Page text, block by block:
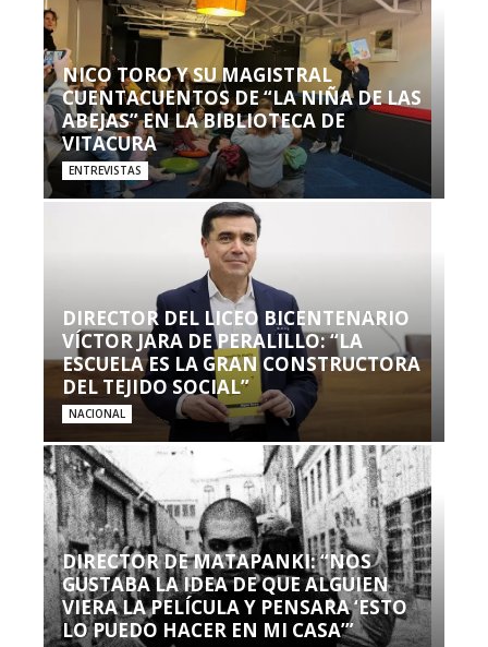
NICO TORO Y SU MAGISTRAL
CUENTACUENTOS DE “LA NIÑA DE LAS
ABEJAS” EN LA BIBLIOTECA DE
VITACURA
ENTREVISTAS
DIRECTOR DEL LICEO BICENTENARIO
VÍCTOR JARA DE PERALILLO: “LA
ESCUELA ES LA GRAN CONSTRUCTORA
DEL TEJIDO SOCIAL”
NACIONAL
DIRECTOR DE MATAPANKI: “NOS
GUSTABA LA IDEA DE QUE ALGUIEN
VIERA LA PELÍCULA Y PENSARA ‘ESTO
LO PUEDO HACER EN MI CASA’”